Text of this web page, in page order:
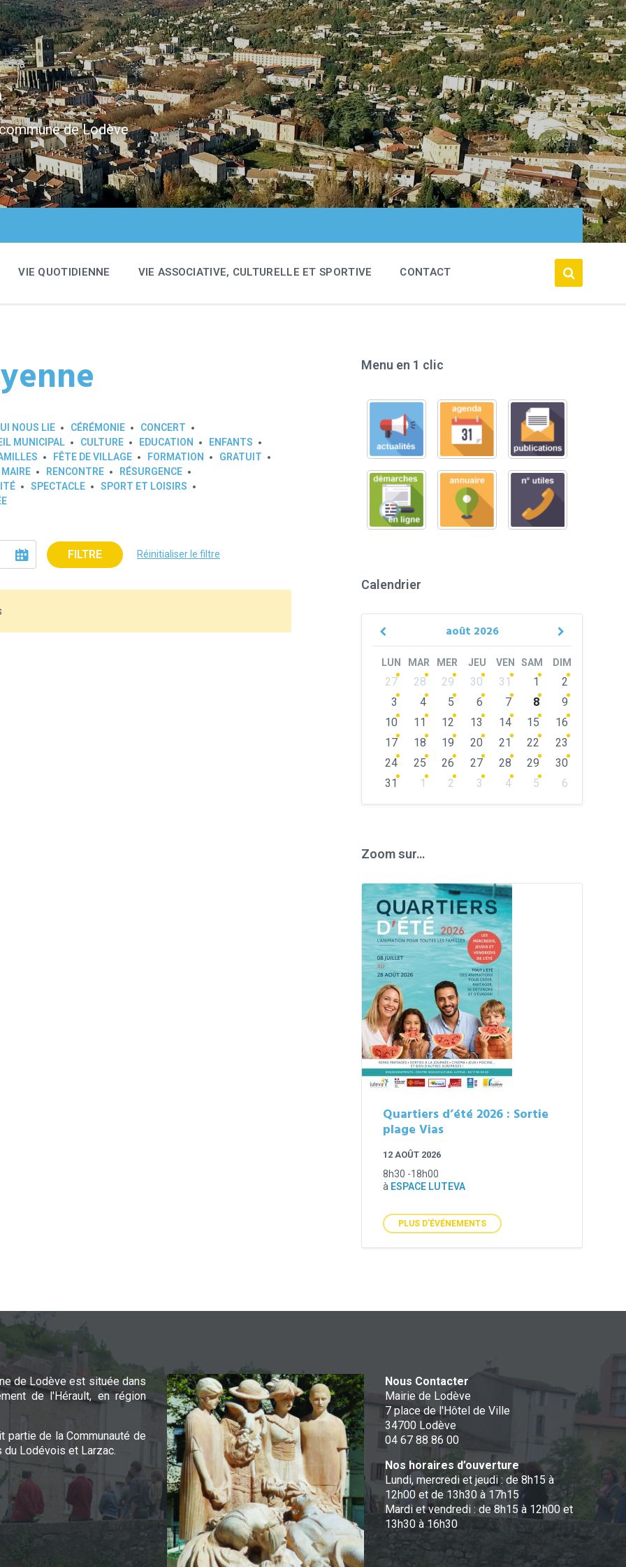
de Lodève
VIE QUOTIDIENNE VIE ASSOCIATIVE, CULTURELLE ET SPORTIVE CONTACT
NOUS LIE CÉRÉMONIE
CONCERT
MUNICIPAL CULTURE EDUCATION
ENFANTS
FÊTE DE VILLAGE FORMATION
GRATUIT
MAIRE RENCONTRE
RÉSURGENCE
SPECTACLE
SPORT ET LOISIRS
FILTRE Réinitialiser le filtre
Menu en 1 clic
Calendrier
août 2026
Previous
Next
LUN MAR MER JEU VEN SAM DIM
Skip
calendar
days
27 28 29 30 31 1
2
3
4 5 6 7 8
9
10
11 12 13 14 15
16
17
18 19 20 21 22
23
24
25 26 27 28 29
30
31
1 2 3 4 5
6
Zoom sur…
Quartiers d’été 2026 : Sortie
plage Vias
12 AOÛT 2026
8h30 -18h00
à ESPACE LUTEVA
PLUS D'ÉVÉNEMENTS
de Lodève est située dans
de l'Hérault, en région
partie de la Communauté de
du Lodévois et Larzac.
Nous Contacter
Mairie de Lodève
7 place de l'Hôtel de Ville
34700 Lodève
04 67 88 86 00
Nos horaires d’ouverture
Lundi, mercredi et jeudi : de 8h15 à
12h00 et de 13h30 à 17h15
Mardi et vendredi : de 8h15 à 12h00 et
13h30 à 16h30